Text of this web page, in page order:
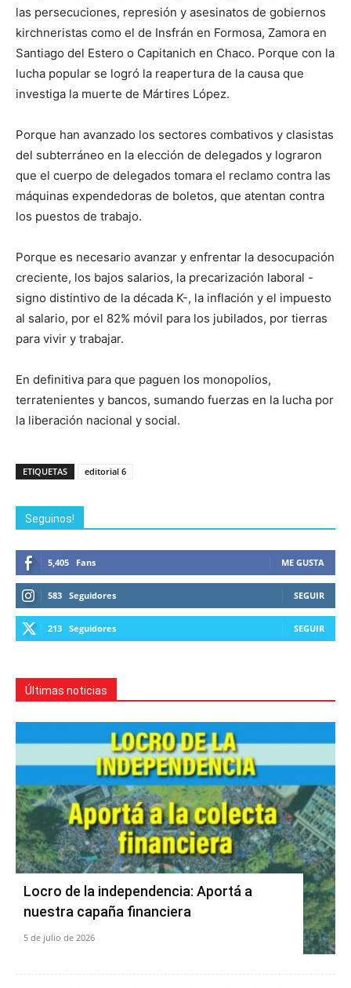
las persecuciones, represión y asesinatos de gobiernos
kirchneristas como el de Insfrán en Formosa, Zamora en
Santiago del Estero o Capitanich en Chaco. Porque con la
lucha popular se logró la reapertura de la causa que
investiga la muerte de Mártires López.
Porque han avanzado los sectores combativos y clasistas
del subterráneo en la elección de delegados y lograron
que el cuerpo de delegados tomara el reclamo contra las
máquinas expendedoras de boletos, que atentan contra
los puestos de trabajo.
Porque es necesario avanzar y enfrentar la desocupación
creciente, los bajos salarios, la precarización laboral -
signo distintivo de la década K-, la inflación y el impuesto
al salario, por el 82% móvil para los jubilados, por tierras
para vivir y trabajar.
En definitiva para que paguen los monopolios,
terratenientes y bancos, sumando fuerzas en la lucha por
la liberación nacional y social.
ETIQUETAS editorial 6
Seguinos!
5,405 Fans ME GUSTA
583 Seguidores SEGUIR
213 Seguidores SEGUIR
Últimas noticias
Locro de la independencia: Aportá a
nuestra capaña financiera
5 de julio de 2026